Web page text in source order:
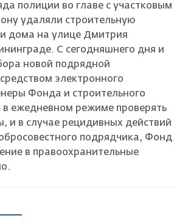
полиции во главе с участковым
удаляли строительную
дома на улице Дмитрия
С сегодняшнего дня и
новой подрядной
электронного
Фонда и строительного
в ежедневном режиме проверять
и в случае рецидивных действий
подрядчика, Фонд
в правоохранительные